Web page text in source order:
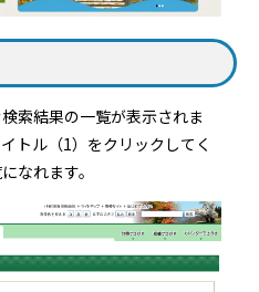
索結果の一覧が表示されま
トル（1）をクリックしてく
なれます。